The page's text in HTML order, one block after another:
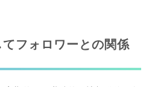
フォロワーとの関係